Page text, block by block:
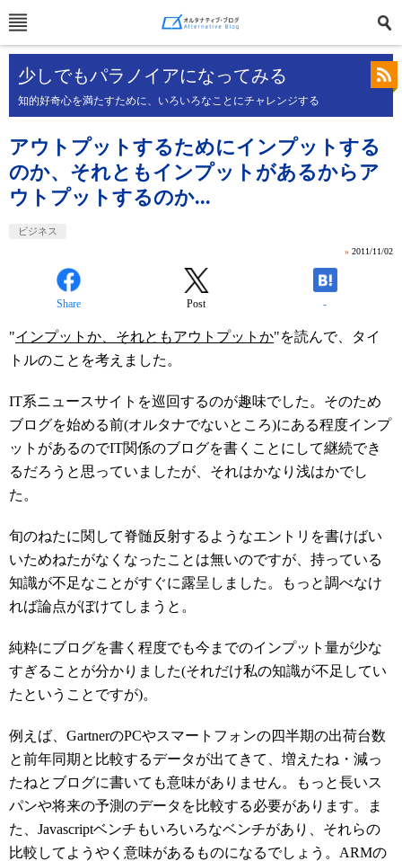
少しでもパラノイアになってみる
知的好奇心を満たすために、いろいろなことにチャレンジする
アウトプットするためにインプットする
のか、それともインプットがあるからア
ウトプットするのか...
ビジネス
» 2011/11/02
Share Post -
"インプットか、それともアウトプットか"を読んで、タイ
トルのことを考えました。
IT系ニュースサイトを巡回するのが趣味でした。そのため
ブログを始める前(オルタナでないところ)にある程度インプ
ットがあるのでIT関係のブログを書くことにして継続でき
るだろうと思っていましたが、それはかなり浅はかでし
た。
旬のねたに関して脊髄反射するようなエントリを書けばい
いためねたがなくなったことは無いのですが、持っている
知識が不足なことがすぐに露呈しました。もっと調べなけ
れば論点がぼけてしまうと。
純粋にブログを書く程度でも今までのインプット量が少な
すぎることが分かりました(それだけ私の知識が不足してい
たということですが)。
例えば、GartnerのPCやスマートフォンの四半期の出荷台数
と前年同期と比較するデータが出てきて、増えたね・減っ
たねとブログに書いても意味がありません。もっと長いス
パンや将来の予測のデータを比較する必要があります。ま
た、Javascriptベンチもいろいろなベンチがあり、それらの
比較してようやく意味があるものになるでしょう。ARMの